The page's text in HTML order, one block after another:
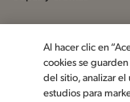
Al hacer clic en
cookies se
del sitio, analizar el
estudios para